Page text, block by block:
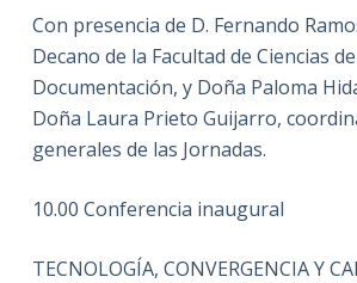
Con presencia de D. Fernando
Decano de la Facultad de Ciencias
Documentación, y Doña Paloma
Doña Laura Prieto Guijarro,
generales de las Jornadas.
10.00 Conferencia inaugural
TECNOLOGÍA, CONVERGENCIA Y